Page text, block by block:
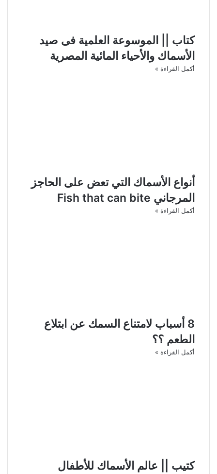
كتاب || الموسوعة العلمية فى صيد
الأسماك والأحياء المائية المصرية
أكمل القراءة »
أنواع الأسماك التي تعض على الحاجز
المرجاني Fish that can bite
أكمل القراءة »
8 أسباب لامتناع السمك عن ابتلاع
الطعم ؟؟
أكمل القراءة »
كتيب || عالم الأسماك للأطفال